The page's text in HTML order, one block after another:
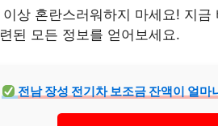
이상 혼란스러워하지 마세요! 지금
된 모든 정보를 얻어보세요.
전남 장성 전기차 보조금 잔액이 얼